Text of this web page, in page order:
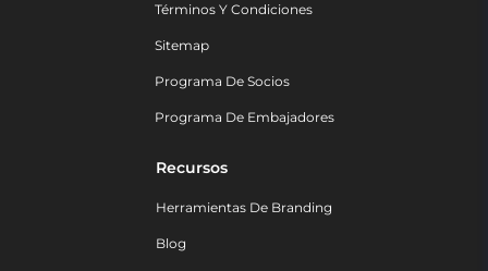
Términos Y Condiciones
Sitemap
Programa De Socios
Programa De Embajadores
Recursos
Herramientas De Branding
Blog